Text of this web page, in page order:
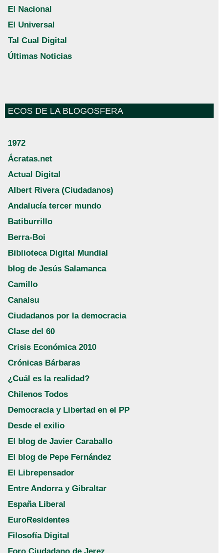
El Nacional
El Universal
Tal Cual Digital
Últimas Noticias
ECOS DE LA BLOGOSFERA
1972
Ácratas.net
Actual Digital
Albert Rivera (Ciudadanos)
Andalucía tercer mundo
Batiburrillo
Berra-Boi
Biblioteca Digital Mundial
blog de Jesús Salamanca
Camillo
Canalsu
Ciudadanos por la democracia
Clase del 60
Crisis Económica 2010
Crónicas Bárbaras
¿Cuál es la realidad?
Chilenos Todos
Democracia y Libertad en el PP
Desde el exilio
El blog de Javier Caraballo
El blog de Pepe Fernández
El Librepensador
Entre Andorra y Gibraltar
España Liberal
EuroResidentes
Filosofía Digital